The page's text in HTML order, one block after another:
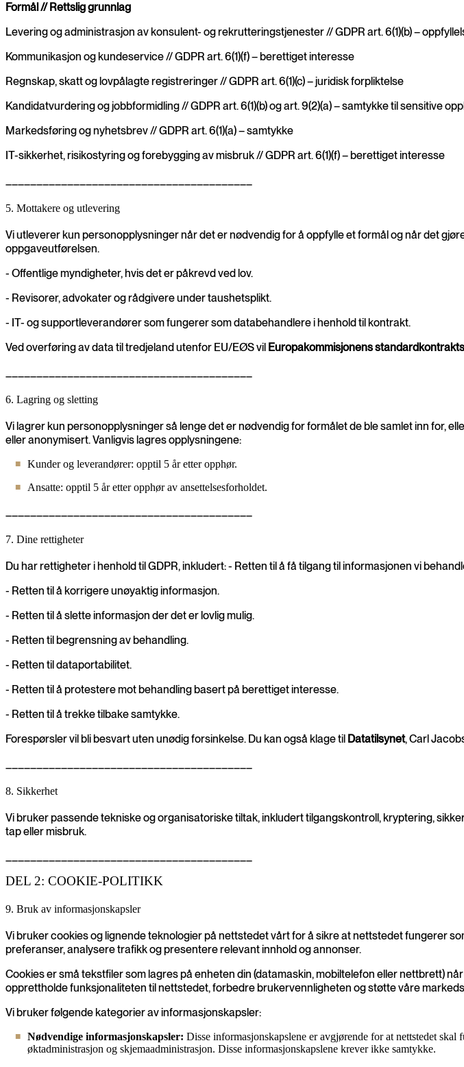
Formål // Rettslig grunnlag
Levering og administrasjon av konsulent- og rekrutteringstjenester // GDPR art. 6(1)(b) –
Kommunikasjon og kundeservice // GDPR art. 6(1)(f) – berettiget interesse
Regnskap, skatt og lovpålagte registreringer // GDPR art. 6(1)(c) – juridisk forpliktelse
Kandidatvurdering og jobbformidling // GDPR art. 6(1)(b) og art. 9(2)(a) – samtykke til sensitive
Markedsføring og nyhetsbrev // GDPR art. 6(1)(a) – samtykke
IT-sikkerhet, risikostyring og forebygging av misbruk // GDPR art. 6(1)(f) – berettiget interesse
5. Mottakere og utlevering
Vi utleverer kun personopplysninger når det er nødvendig for å oppfylle et formål og når det
oppgaveutførelsen.
- Offentlige myndigheter, hvis det er påkrevd ved lov.
- Revisorer, advokater og rådgivere under taushetsplikt.
- IT- og supportleverandører som fungerer som databehandlere i henhold til kontrakt.
Ved overføring av data til tredjeland utenfor EU/EØS vil Europakommisjonens
6. Lagring og sletting
Vi lagrer kun personopplysninger så lenge det er nødvendig for formålet de ble samlet inn for,
eller anonymisert. Vanligvis lagres opplysningene:
Kunder og leverandører: opptil 5 år etter opphør.
Ansatte: opptil 5 år etter opphør av ansettelsesforholdet.
7. Dine rettigheter
Du har rettigheter i henhold til GDPR, inkludert: - Retten til å få tilgang til informasjonen vi
- Retten til å korrigere unøyaktig informasjon.
- Retten til å slette informasjon der det er lovlig mulig.
- Retten til begrensning av behandling.
- Retten til dataportabilitet.
- Retten til å protestere mot behandling basert på berettiget interesse.
- Retten til å trekke tilbake samtykke.
Forespørsler vil bli besvart uten unødig forsinkelse. Du kan også klage til Datatilsynet, Carl
8. Sikkerhet
Vi bruker passende tekniske og organisatoriske tiltak, inkludert tilgangskontroll, kryptering,
tap eller misbruk.
DEL 2: COOKIE-POLITIKK
9. Bruk av informasjonskapsler
Vi bruker cookies og lignende teknologier på nettstedet vårt for å sikre at nettstedet fungerer
preferanser, analysere trafikk og presentere relevant innhold og annonser.
Cookies er små tekstfiler som lagres på enheten din (datamaskin, mobiltelefon eller nettbrett)
opprettholde funksjonaliteten til nettstedet, forbedre brukervennligheten og støtte våre
Vi bruker følgende kategorier av informasjonskapsler:
Nødvendige informasjonskapsler: Disse informasjonskapslene er avgjørende for at nettstedet
øktadministrasjon og skjemaadministrasjon. Disse informasjonskapslene krever ikke samtykke.